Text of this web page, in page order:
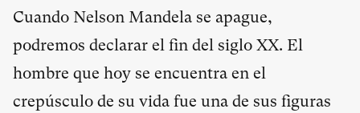
Cuando Nelson Mandela se apague,
podremos declarar el fin del siglo XX. El
hombre que hoy se encuentra en el
crepúsculo de su vida fue una de sus figuras